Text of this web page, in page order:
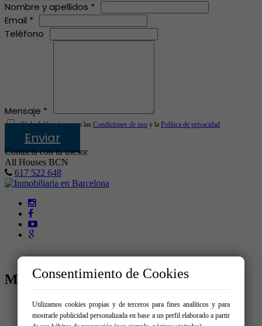
Nombre y apellidos *
Email *
Teléfono
Mensaje *
Sí, he leído y/o acepto las Condiciones de uso y la Política de privacidad
Enviar
Contacta con tu asesor
All Houses BCN
617 522 648
MENÚ
Inicio
Comprar
Consentimiento de Cookies
Utilizamos cookies propias y de terceros para fines analíticos y para
mostrarle publicidad personalizada en base a un perfil elaborado a partir